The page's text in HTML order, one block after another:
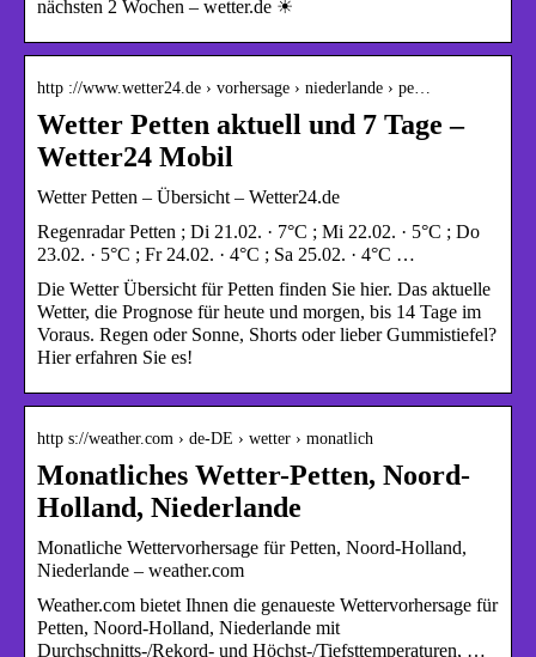
nächsten 2 Wochen – wetter.de ☀
http ://www.wetter24.de › vorhersage › niederlande › pe…
Wetter Petten aktuell und 7 Tage –
Wetter24 Mobil
Wetter Petten – Übersicht – Wetter24.de
Regenradar Petten ; Di 21.02. · 7°C ; Mi 22.02. · 5°C ; Do
23.02. · 5°C ; Fr 24.02. · 4°C ; Sa 25.02. · 4°C …
Die Wetter Übersicht für Petten finden Sie hier. Das aktuelle
Wetter, die Prognose für heute und morgen, bis 14 Tage im
Voraus. Regen oder Sonne, Shorts oder lieber Gummistiefel?
Hier erfahren Sie es!
http s://weather.com › de-DE › wetter › monatlich
Monatliches Wetter-Petten, Noord-
Holland, Niederlande
Monatliche Wettervorhersage für Petten, Noord-Holland,
Niederlande – weather.com
Weather.com bietet Ihnen die genaueste Wettervorhersage für
Petten, Noord-Holland, Niederlande mit
Durchschnitts-/Rekord- und Höchst-/Tiefsttemperaturen, …